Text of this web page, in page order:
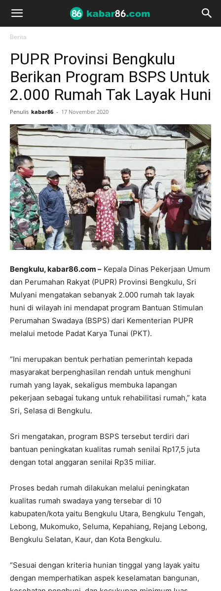
Berita
PUPR Provinsi Bengkulu
Berikan Program BSPS Untuk
2.000 Rumah Tak Layak Huni
Penulis kabar86 - 17 November 2020
Bengkulu, kabar86.com – Kepala Dinas Pekerjaan Umum
dan Perumahan Rakyat (PUPR) Provinsi Bengkulu, Sri
Mulyani mengatakan sebanyak 2.000 rumah tak layak
huni di wilayah ini mendapat program Bantuan Stimulan
Perumahan Swadaya (BSPS) dari Kementerian PUPR
melalui metode Padat Karya Tunai (PKT).
“Ini merupakan bentuk perhatian pemerintah kepada
masyarakat berpenghasilan rendah untuk menghuni
rumah yang layak, sekaligus membuka lapangan
pekerjaan sebagai tukang untuk rehabilitasi rumah,” kata
Sri, Selasa di Bengkulu.
Sri mengatakan, program BSPS tersebut terdiri dari
bantuan peningkatan kualitas rumah senilai Rp17,5 juta
dengan total anggaran senilai Rp35 miliar.
Proses bedah rumah dilakukan melalui peningkatan
kualitas rumah swadaya yang tersebar di 10
kabupaten/kota yaitu Bengkulu Utara, Bengkulu Tengah,
Lebong, Mukomuko, Seluma, Kepahiang, Rejang Lebong,
Bengkulu Selatan, Kaur, dan Kota Bengkulu.
“Sesuai dengan kriteria hunian tinggal yang layak yaitu
dengan memperhatikan aspek keselamatan bangunan,